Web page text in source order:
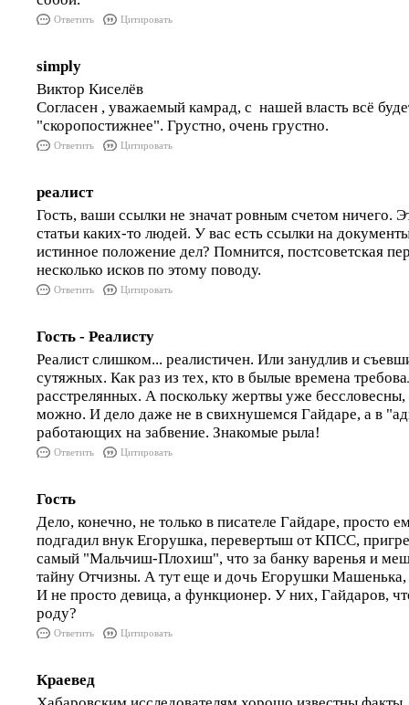
Ответить Цитировать
simply
Виктор Киселёв
Согласен , уважаемый камрад, с нашей власть всё
"скоропостижнее". Грустно, очень грустно.
Ответить Цитировать
реалист
Гость, ваши ссылки не значат ровным счетом ничего.
статьи каких-то людей. У вас есть ссылки на
истинное положение дел? Помнится, постсоветская
несколько исков по этому поводу.
Ответить Цитировать
Гость - Реалисту
Реалист слишком... реалистичен. Или занудлив и
сутяжных. Как раз из тех, кто в былые времена
расстрелянных. А поскольку жертвы уже бессловесны,
можно. И дело даже не в свихнушемся Гайдаре, а в
работающих на забвение. Знакомые рыла!
Ответить Цитировать
Гость
Дело, конечно, не только в писателе Гайдаре, просто
подгадил внук Егорушка, перевертыш от КПСС,
самый "Мальчиш-Плохиш", что за банку варенья и
тайну Отчизны. А тут еще и дочь Егорушки
И не просто девица, а функционер. У них, Гайдаров,
роду?
Ответить Цитировать
Краевед